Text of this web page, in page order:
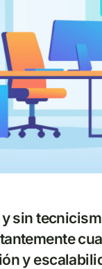
sin
y